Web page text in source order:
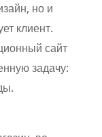
но и
клиент.
сайт
задачу: